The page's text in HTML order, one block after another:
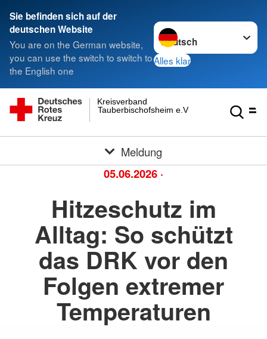
Sie befinden sich auf der
deutschen Website
You are on the German website,
you can use the switch to switch to
the English one
Sprache wechseln zu
Alles klar
Tauberbischofsheim e.V.
Kreisverband
Meldung
05.06.2026 ·
Hitzeschutz im
Alltag: So schützt
das DRK vor den
Folgen extremer
Temperaturen